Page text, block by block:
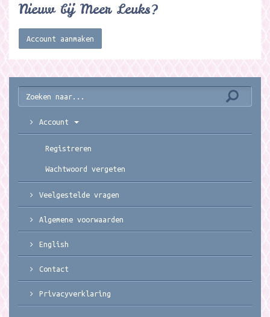
Nieuw bij Meer Leuks?
Account aanmaken
Account
Registreren
Wachtwoord vergeten
Veelgestelde vragen
Algemene voorwaarden
English
Contact
Privacyverklaring